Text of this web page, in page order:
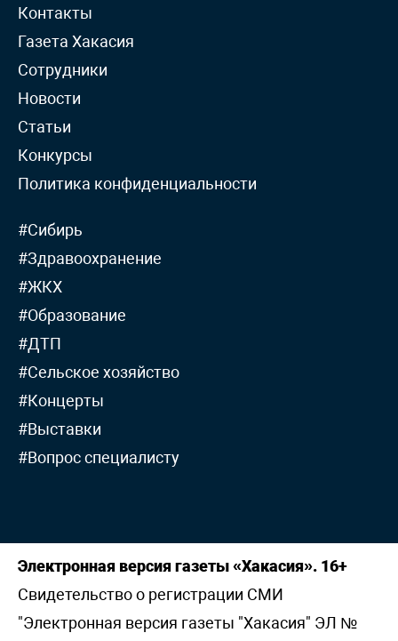
Контакты
Газета Хакасия
Сотрудники
Новости
Статьи
Конкурсы
Политика конфиденциальности
#Сибирь
#Здравоохранение
#ЖКХ
#Образование
#ДТП
#Сельское хозяйство
#Концерты
#Выставки
#Вопрос специалисту
Электронная версия газеты «Хакасия». 16+
Свидетельство о регистрации СМИ
"Электронная версия газеты "Хакасия" ЭЛ №